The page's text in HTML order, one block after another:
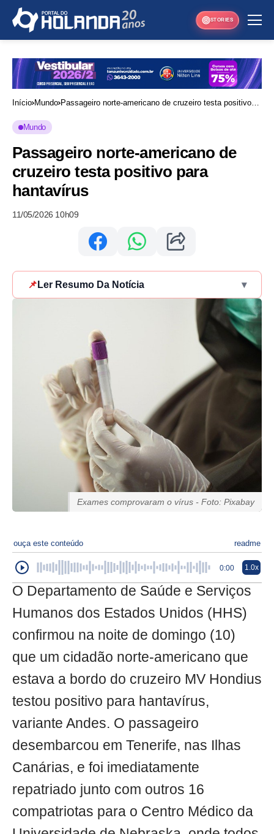
STORIES
Início Mundo Passageiro norte-americano de cruzeiro testa positivo
Mundo
Passageiro norte-americano de
cruzeiro testa positivo para
hantavírus
11/05/2026 10h09
📌 Ler Resumo Da Notícia ▾
Exames comprovaram o vírus - Foto: Pixabay
ouça este conteúdo readme
0:00 1.0x
O Departamento de Saúde e Serviços
Humanos dos Estados Unidos (HHS)
confirmou na noite de domingo (10)
que um cidadão norte-americano que
estava a bordo do cruzeiro MV Hondius
testou positivo para hantavírus,
variante Andes. O passageiro
desembarcou em Tenerife, nas Ilhas
Canárias, e foi imediatamente
repatriado junto com outros 16
compatriotas para o Centro Médico da